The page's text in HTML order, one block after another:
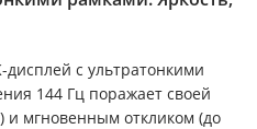
с ультратонкими
144 Гц поражает своей
и мгновенным откликом (до